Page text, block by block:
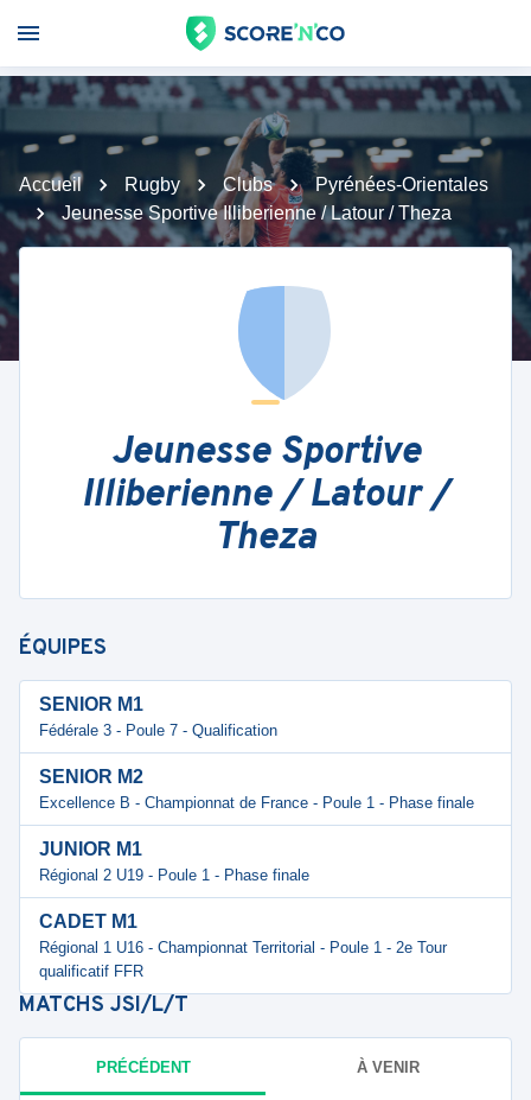
Accueil Rugby Clubs
Pyrénées-Orientales
Jeunesse Sportive Illiberienne / Latour / Theza
Jeunesse Sportive
Illiberienne / Latour /
Theza
ÉQUIPES
SENIOR M1
Fédérale 3 - Poule 7 - Qualification
SENIOR M2
Excellence B - Championnat de France - Poule 1 - Phase finale
JUNIOR M1
Régional 2 U19 - Poule 1 - Phase finale
CADET M1
Régional 1 U16 - Championnat Territorial - Poule 1 - 2e Tour
qualificatif FFR
MATCHS JSI/L/T
PRÉCÉDENT À VENIR